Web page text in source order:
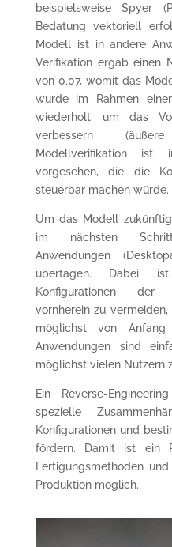
beispielsweise Spyer
Bedatung vektoriell
Modell ist in andere
Verifikation ergab einen
von 0.07, womit das
wurde im Rahmen
wiederholt, um das
verbessern
Modellverifikation
vorgesehen, die die
steuerbar machen würde.
Um das Modell
im nächsten
Anwendungen
übertagen. Dabei
Konfigurationen der
vornherein zu
möglichst von
Anwendungen sind
möglichst vielen Nutzern
Ein Reverse-
spezielle
Konfigurationen und
fördern. Damit ist ein
Fertigungsmethoden
Produktion möglich.